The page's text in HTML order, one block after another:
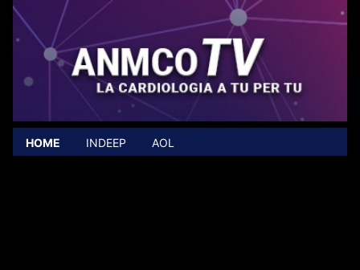
HOME INDEEP AOL